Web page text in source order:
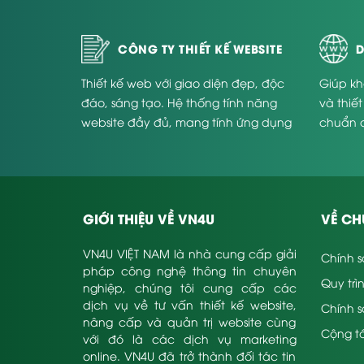
Giúp đỡ hiển thị một cách tối ưu do được
Bán các kênh marketing nhanh nhất có chi phí
Giúp Cty truyền tải một cách dễ dàng các
của Công ty.
Có tính năng quản lý tin tức, những yêu cầu
Dịch vụ của Doanh
kế web bđs
VN4U là một trong số những Cty thiết kế web
Tính tới thời điểm này, chúng tôi đang kinh doanh
Khi sử dụng những dịch vụ thiết kế website bất
sản, mức hỗ trợ & bảo hành,…Để tham khảo chi
CÔNG TY THIẾT KẾ WEBSITE
Thiết kế web với giao diện đẹp, độc
đáo, sáng tạo. Hệ thống tính năng
website đầy đủ, mang tính ứng dụng
Giúp
và
chuẩn
GIỚI THIỆU VỀ VN4U
VN4U VIỆT NAM là nhà cung cấp giải
pháp công nghệ thông tin chuyên
nghiệp, chúng tôi cung cấp các
dịch vụ về tư vấn thiết kế website,
nâng cấp và quản trị website cùng
với đó là các dịch vụ marketing
online. VN4U đã trở thành đối tác tin
VỀ
Chính
Quy
Chính
Cộng